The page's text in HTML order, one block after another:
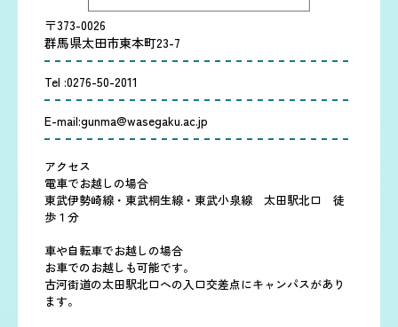
〒373-0026
群馬県太田市東本町23-7
Tel :0276-50-2011
E-mail:gunma@wasegaku.ac.jp
アクセス
電車でお越しの場合
東武伊勢崎線・東武桐生線・東武小泉線 太田駅北口 徒
歩１分
車や自転車でお越しの場合
お車でのお越しも可能です。
古河街道の太田駅北口への入口交差点にキャンパスがあり
ます。